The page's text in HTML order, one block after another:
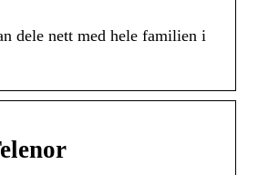
dele nett med hele familien i